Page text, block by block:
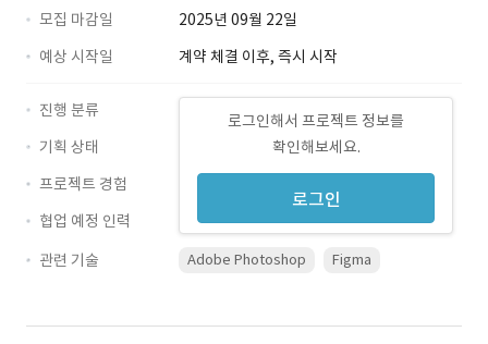
모집 마감일
2025년 09월 22일
예상 시작일
계약 체결 이후, 즉시 시작
로그인해서 프로젝트 정보를
확인해보세요.
로그인
진행 분류
기획 상태
프로젝트 경험
협업 예정 인력
관련 기술
Adobe Photoshop Figma